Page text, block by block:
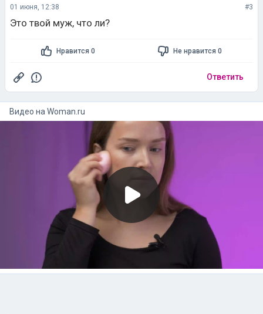
01 июня, 12:38 #3
Это твой муж, что ли?
Нравится 0 Не нравится 0
Ответить
Видео на woman.ru